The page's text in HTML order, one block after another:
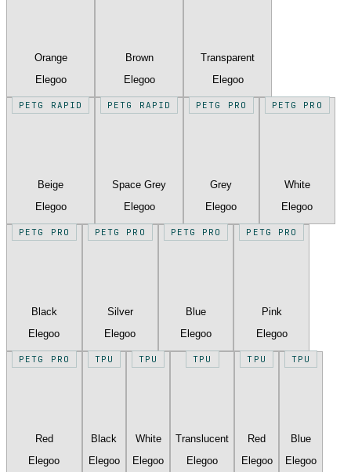
Orange
Elegoo
Brown
Elegoo
Transparent
Elegoo
PETG RAPID
Beige
Elegoo
PETG RAPID
Space Grey
Elegoo
PETG PRO
Grey
Elegoo
PETG PRO
White
Elegoo
PETG PRO
Black
Elegoo
PETG PRO
Silver
Elegoo
PETG PRO
Blue
Elegoo
PETG PRO
Pink
Elegoo
PETG PRO
Red
Elegoo
TPU
Black
Elegoo
TPU
White
Elegoo
TPU
Translucent
Elegoo
TPU
Red
Elegoo
TPU
Blue
Elegoo